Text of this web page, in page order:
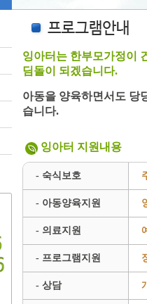
잉아터는 한부모가정이
딤돌이 되겠습니다.
아동을 양육하면서도 당
습니다.
잉아터 지원내용
- 숙식보호
- 아동양육지원
- 의료지원
- 프로그램지원
- 상담